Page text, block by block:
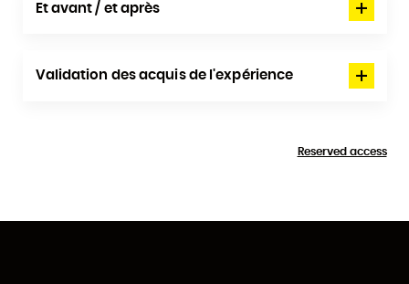
Et avant / et après
Validation des acquis de l'expérience
Reserved access